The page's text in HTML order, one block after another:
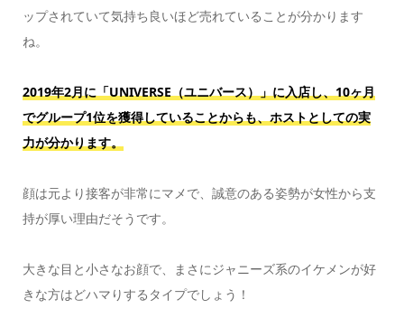
ップされていて気持ち良いほど売れていることが分かります
ね。
2019年2月に「UNIVERSE（ユニバース）」に入店し、10ヶ月
でグループ1位を獲得していることからも、ホストとしての実
力が分かります。
顔は元より接客が非常にマメで、誠意のある姿勢が女性から支
持が厚い理由だそうです。
大きな目と小さなお顔で、まさにジャニーズ系のイケメンが好
きな方はどハマりするタイプでしょう！